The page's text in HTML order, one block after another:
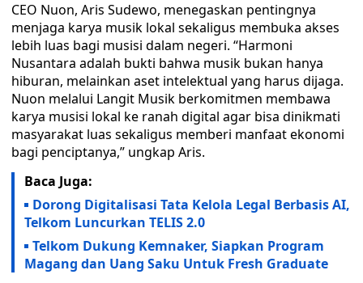
CEO Nuon, Aris Sudewo, menegaskan pentingnya
menjaga karya musik lokal sekaligus membuka akses
lebih luas bagi musisi dalam negeri. “Harmoni
Nusantara adalah bukti bahwa musik bukan hanya
hiburan, melainkan aset intelektual yang harus dijaga.
Nuon melalui Langit Musik berkomitmen membawa
karya musisi lokal ke ranah digital agar bisa dinikmati
masyarakat luas sekaligus memberi manfaat ekonomi
bagi penciptanya,” ungkap Aris.
Baca Juga:
Dorong Digitalisasi Tata Kelola Legal Berbasis AI,
Telkom Luncurkan TELIS 2.0
Telkom Dukung Kemnaker, Siapkan Program
Magang dan Uang Saku Untuk Fresh Graduate